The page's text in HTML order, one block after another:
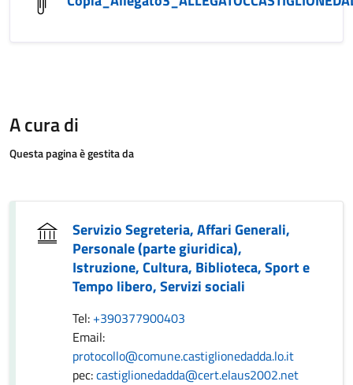
A cura di
Questa pagina è gestita da
Servizio Segreteria, Affari Generali,
Personale (parte giuridica),
Istruzione, Cultura, Biblioteca, Sport e
Tempo libero, Servizi sociali
Tel: +390377900403
Email:
protocollo@comune.castiglionedadda.lo.it
pec:castiglionedadda@cert.elaus2002.net